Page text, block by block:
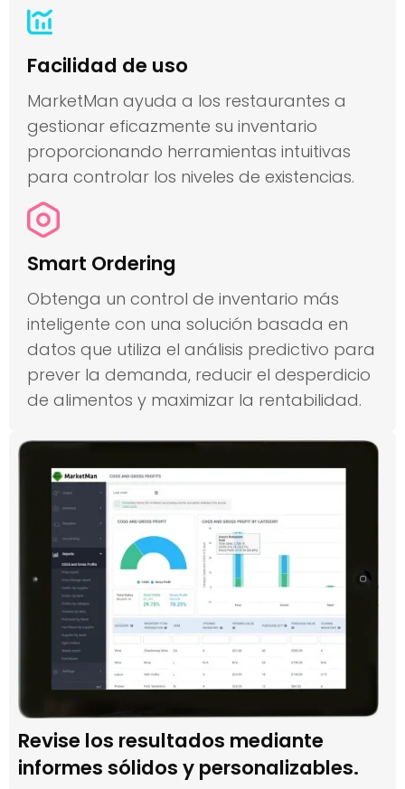
Facilidad de uso
MarketMan ayuda a los restaurantes a
gestionar eficazmente su inventario
proporcionando herramientas intuitivas
para controlar los niveles de existencias.
Smart Ordering
Obtenga un control de inventario más
inteligente con una solución basada en
datos que utiliza el análisis predictivo para
prever la demanda, reducir el desperdicio
de alimentos y maximizar la rentabilidad.
Revise los resultados mediante
informes sólidos y personalizables.